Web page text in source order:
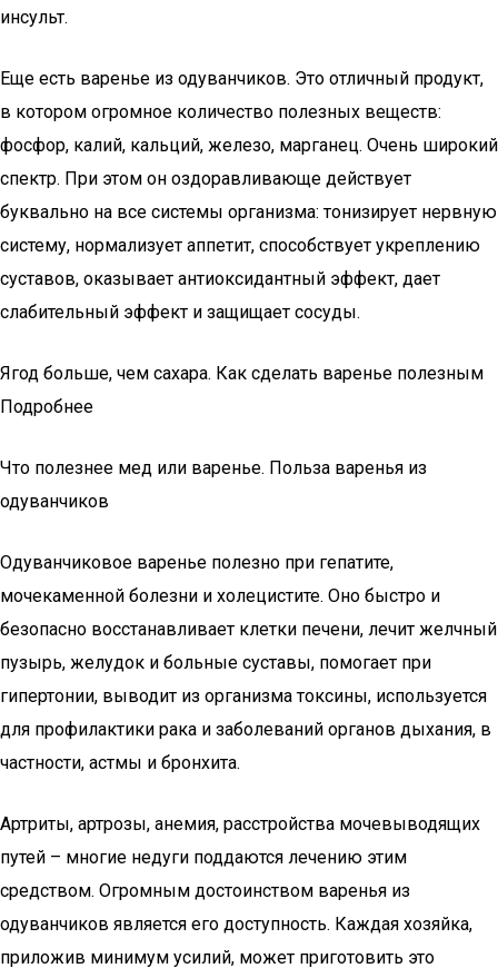
инсульт.
Еще есть варенье из одуванчиков. Это отличный продукт,
в котором огромное количество полезных веществ:
фосфор, калий, кальций, железо, марганец. Очень широкий
спектр. При этом он оздоравливающе действует
буквально на все системы организма: тонизирует нервную
систему, нормализует аппетит, способствует укреплению
суставов, оказывает антиоксидантный эффект, дает
слабительный эффект и защищает сосуды.
Ягод больше, чем сахара. Как сделать варенье полезным
Подробнее
Что полезнее мед или варенье. Польза варенья из
одуванчиков
Одуванчиковое варенье полезно при гепатите,
мочекаменной болезни и холецистите. Оно быстро и
безопасно восстанавливает клетки печени, лечит желчный
пузырь, желудок и больные суставы, помогает при
гипертонии, выводит из организма токсины, используется
для профилактики рака и заболеваний органов дыхания, в
частности, астмы и бронхита.
Артриты, артрозы, анемия, расстройства мочевыводящих
путей – многие недуги поддаются лечению этим
средством. Огромным достоинством варенья из
одуванчиков является его доступность. Каждая хозяйка,
приложив минимум усилий, может приготовить это